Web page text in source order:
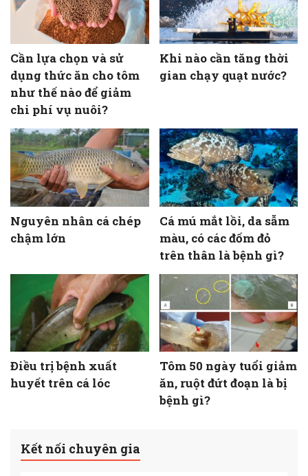
Cần lựa chọn và sử
dụng thức ăn cho tôm
như thế nào để giảm
chi phí vụ nuôi?
Khi nào cần tăng thời
gian chạy quạt nước?
Nguyên nhân cá chép
chậm lớn
Cá mú mắt lồi, da sẫm
màu, có các đốm đỏ
trên thân là bệnh gì?
Điều trị bệnh xuất
huyết trên cá lóc
Tôm 50 ngày tuổi giảm
ăn, ruột đứt đoạn là bị
bệnh gì?
Kết nối chuyên gia